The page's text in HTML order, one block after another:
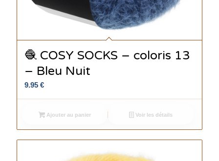
🧶 COSY SOCKS – coloris 13
– Bleu Nuit
9.95 €
Ajouter au panier Voir les détails